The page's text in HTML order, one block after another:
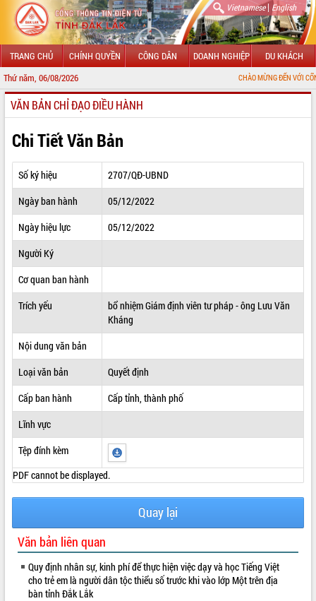
Vietnamese| English
TRANG CHỦ CHÍNH QUYỀN CÔNG DÂN DOANH NGHIỆP DU KHÁCH
Thứ năm, 06/08/2026 CHÀO MỪNG ĐẾN VỚI CỔNG THÔNG
GIỚI THIỆU
LÃNH ĐẠO UBND TỈNH
TIN TỨC SỰ KIỆN
SỞ, BAN, NGÀNH
THÔNG TIN CHỈ ĐẠO ĐIỀU HÀNH
HỆ THỐNG VĂN BẢN
VĂN BẢN HĐND TỈNH
ĐIỂM TIN VĂN BẢN
VĂN BẢN CHỈ ĐẠO ĐIỀU HÀNH
Chi Tiết Văn Bản
Số ký hiệu
2707/QĐ-UBND
Ngày ban hành
05/12/2022
Ngày hiệu lực
05/12/2022
Người Ký
Cơ quan ban hành
Trích yếu
bổ nhiệm Giám định viên tư pháp - ông Lưu Văn
Kháng
Nội dung văn bản
Loại văn bản
Quyết định
Cấp ban hành
Cấp tỉnh, thành phố
Lĩnh vực
Tệp đính kèm
PDF cannot be displayed.
Quay lại
Văn bản liên quan
Quy định nhân sự, kinh phí để thực hiện việc dạy và học Tiếng Việt
cho trẻ em là người dân tộc thiểu số trước khi vào lớp Một trên địa
bàn tỉnh Đắk Lắk